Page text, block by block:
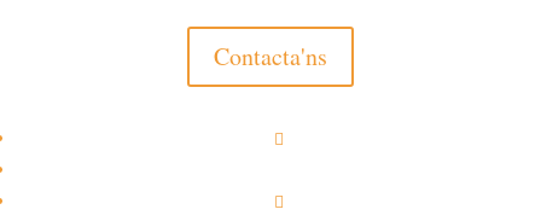
Contacta'ns